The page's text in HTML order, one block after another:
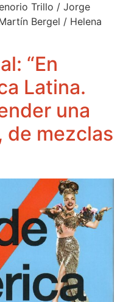
Trillo / Jorge
Bergel / Helena
“En
Latina.
una
de mezclas